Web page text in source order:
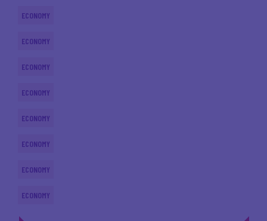
ECONOMY
ECONOMY
ECONOMY
ECONOMY
ECONOMY
ECONOMY
ECONOMY
ECONOMY